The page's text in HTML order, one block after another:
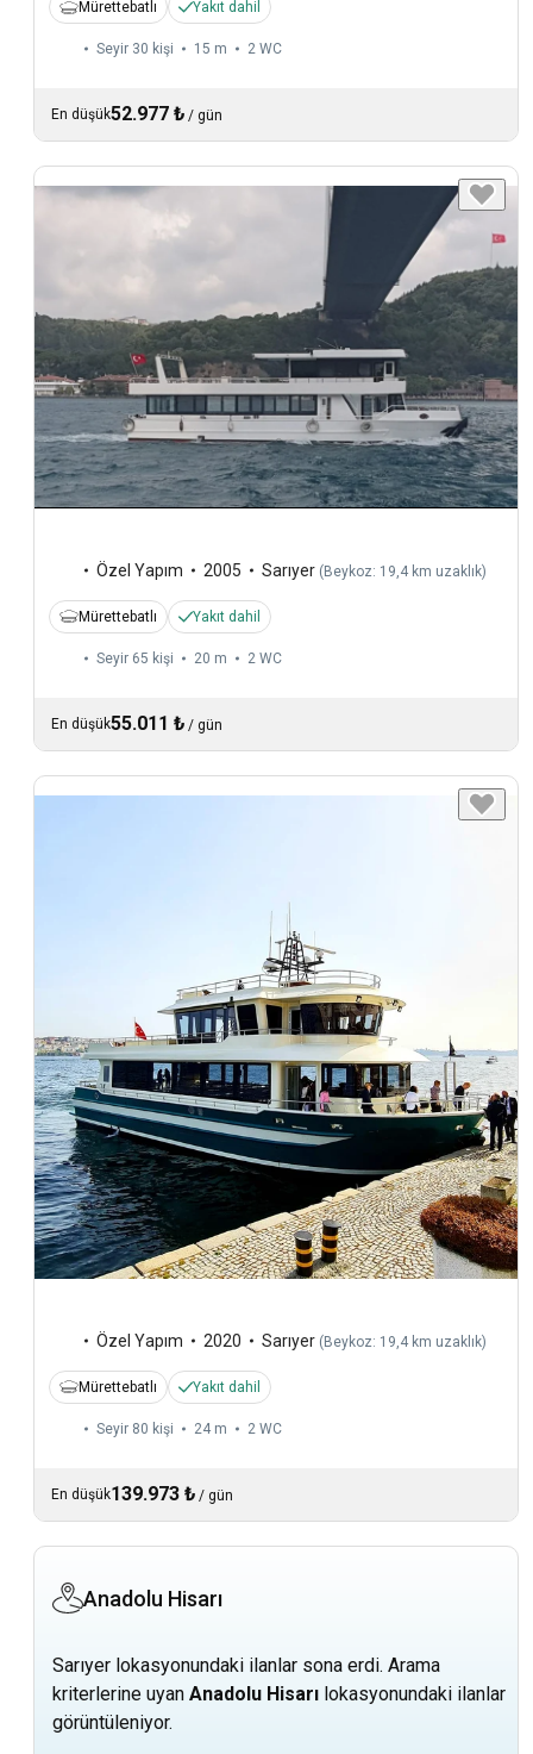
Mürettebatlı Yakıt dahil
Seyir 30 kişi 15 m 2 WC
En düşük52.977 ₺ / gün
Özel Yapım 2005 Sarıyer (Beykoz: 19,4 km uzaklık)
Mürettebatlı Yakıt dahil
Seyir 65 kişi 20 m 2 WC
En düşük55.011 ₺ / gün
Özel Yapım 2020 Sarıyer (Beykoz: 19,4 km uzaklık)
Mürettebatlı Yakıt dahil
Seyir 80 kişi 24 m 2 WC
En düşük139.973 ₺ / gün
Anadolu Hisarı
Sarıyer lokasyonundaki ilanlar sona erdi. Arama
kriterlerine uyan Anadolu Hisarı lokasyonundaki ilanlar
görüntüleniyor.